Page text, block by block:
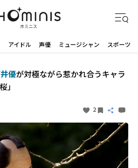
アイドル 声優 ミュージシャン スポーツ
優が対極ながら惹かれ合うキャラ
」
2